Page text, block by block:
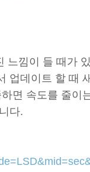
느낌이 들 때가
업데이트 할 때
면 속도를 줄이
다.